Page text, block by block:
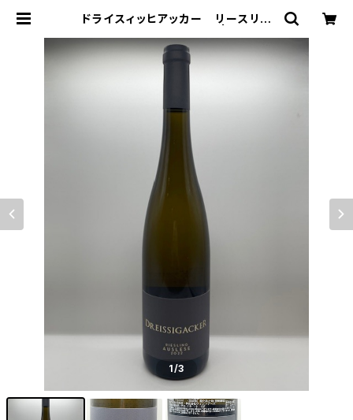
ドライスィッヒアッカー リースリン
l
1/3